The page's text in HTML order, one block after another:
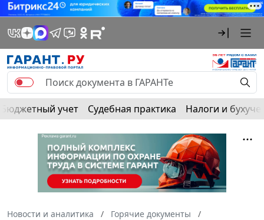
Бюджетный учет Судебная практика Налоги и
Новости и аналитика
Горячие документы